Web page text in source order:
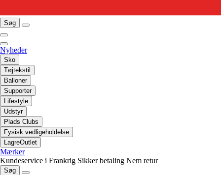
Søg
Nyheder
Sko
Tøjtekstil
Balloner
Supporter
Lifestyle
Udstyr
Plads Clubs
Fysisk vedligeholdelse
LagreOutlet
Mærker
Kundeservice i Frankrig Sikker betaling Nem retur
Søg